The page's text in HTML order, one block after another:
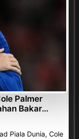
Palmer
Bakar…
Piala Dunia, Cole